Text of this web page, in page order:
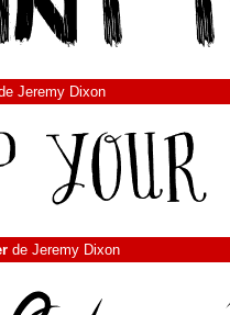
Jeremy Dixon
de Jeremy Dixon